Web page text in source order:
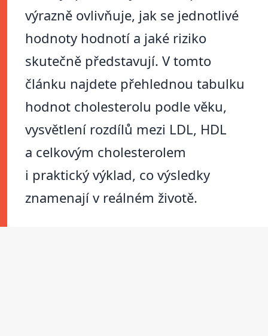
výrazně ovlivňuje, jak se jednotlivé
hodnoty hodnotí a jaké riziko
skutečně představují. V tomto
článku najdete přehlednou tabulku
hodnot cholesterolu podle věku,
vysvětlení rozdílů mezi LDL, HDL
a celkovým cholesterolem
i praktický výklad, co výsledky
znamenají v reálném životě.